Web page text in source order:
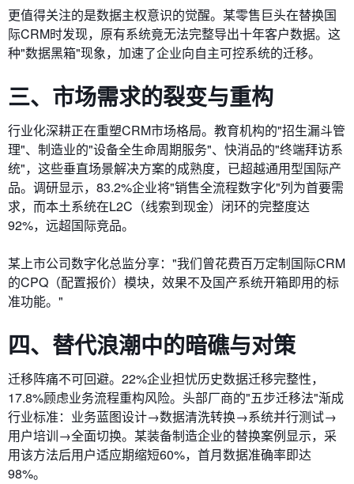
更值得关注的是数据主权意识的觉醒。某零售巨头在替换国
际CRM时发现，原有系统竟无法完整导出十年客户数据。这
种"数据黑箱"现象，加速了企业向自主可控系统的迁移。
三、市场需求的裂变与重构
行业化深耕正在重塑CRM市场格局。教育机构的"招生漏斗管
理"、制造业的"设备全生命周期服务"、快消品的"终端拜访系
统"，这些垂直场景解决方案的成熟度，已超越通用型国际产
品。调研显示，83.2%企业将"销售全流程数字化"列为首要需
求，而本土系统在L2C（线索到现金）闭环的完整度达
92%，远超国际竞品。
某上市公司数字化总监分享："我们曾花费百万定制国际CRM
的CPQ（配置报价）模块，效果不及国产系统开箱即用的标
准功能。"
四、替代浪潮中的暗礁与对策
迁移阵痛不可回避。22%企业担忧历史数据迁移完整性，
17.8%顾虑业务流程重构风险。头部厂商的"五步迁移法"渐成
行业标准：业务蓝图设计→数据清洗转换→系统并行测试→
用户培训→全面切换。某装备制造企业的替换案例显示，采
用该方法后用户适应期缩短60%，首月数据准确率即达
98%。